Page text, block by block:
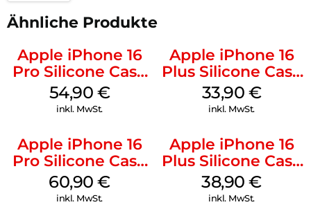
Ähnliche Produkte
Apple iPhone 16
Pro Silicone Case
MagSafe Black
54,90 €
inkl. MwSt.
Apple iPhone 16
Plus Silicone Case
MagSafe Lake
Green
33,90 €
inkl. MwSt.
Apple iPhone 16
Pro Silicone Case
MagSafe Stone
Gray
60,90€
inkl. MwSt.
Apple iPhone 16
Plus Silicone Case
MagSafe Denim
38,90€
inkl. MwSt.